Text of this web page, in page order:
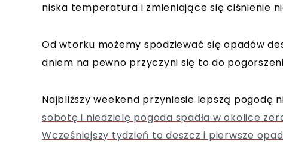
niska temperatura i zmieniające się ciśnienie
Od wtorku możemy spodziewać się opadów
dniem na pewno przyczyni się to do
Najbliższy weekend przyniesie lepszą pogodę
sobotę i niedzielę pogoda spadła w okolice
Wcześniejszy tydzień to deszcz i pierwsze